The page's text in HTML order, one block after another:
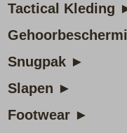
Tactical Kleding
Snugpak ►
Slapen ►
Footwear ►